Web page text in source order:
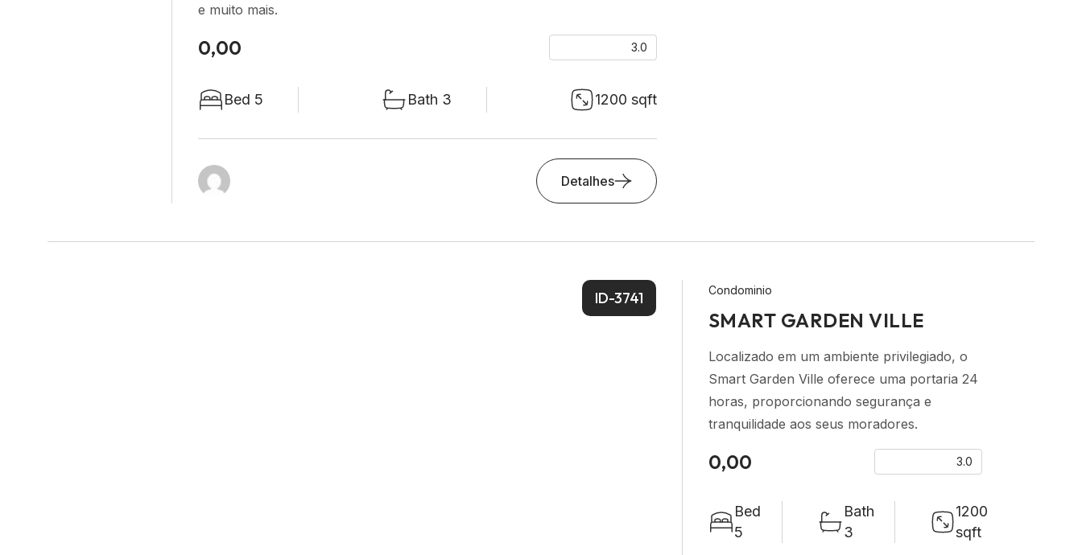
e muito mais.
0,00 3.0
Bed 5 Bath 3 1200 sqft
Detalhes
ID-3741 Condominio
SMART GARDEN VILLE
Localizado em um ambiente privilegiado, o
Smart Garden Ville oferece uma portaria 24
horas, proporcionando segurança e
tranquilidade aos seus moradores.
0,00 3.0
Bed
5
Bath
3
1200
sqft